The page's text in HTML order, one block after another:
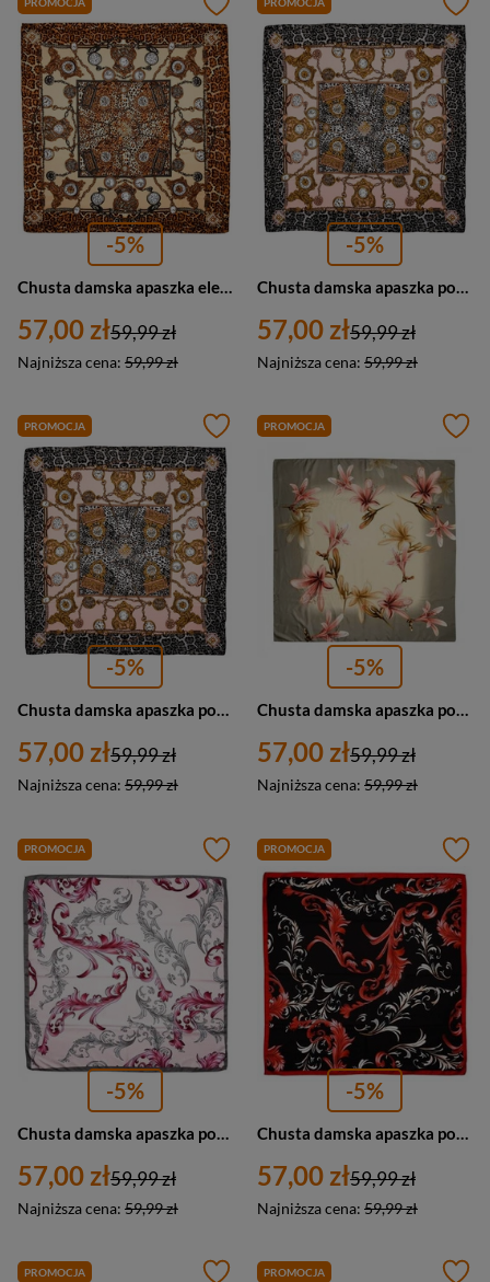
-5%
57,00 zł
Najniższa cena: 59,99 zł
59,99 zł
-5%
57,00 zł
Najniższa cena: 59,99 zł
59,99 zł
PROMOCJA
-5%
Chusta damska apaszka pod szyję lekka - Versoli MDB-45a
57,00 zł
Najniższa cena: 59,99 zł
59,99 zł
PROMOCJA
-5%
Chusta damska apaszka pod szyję ecru w kwiatki - Versoli Mdb-27d
57,00 zł
Najniższa cena: 59,99 zł
59,99 zł
PROMOCJA
-5%
57,00 zł
Najniższa cena: 59,99 zł
59,99 zł
PROMOCJA
-5%
57,00 zł
Najniższa cena: 59,99 zł
59,99 zł
PROMOCJA PROMOCJA